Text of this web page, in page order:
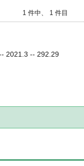
1 件中、 1 件目
2021.3 -- 292.29